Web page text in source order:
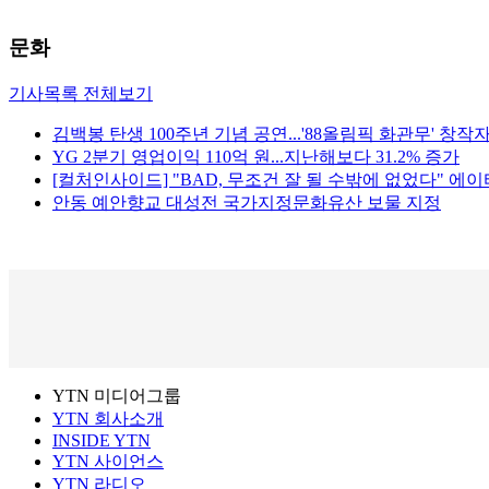
문화
기사목록 전체보기
김백봉 탄생 100주년 기념 공연...'88올림픽 화관무' 창작
YG 2분기 영업이익 110억 원...지난해보다 31.2% 증가
[컬처인사이드] "BAD, 무조건 잘 될 수밖에 없었다" 에이
안동 예안향교 대성전 국가지정문화유산 보물 지정
YTN 미디어그룹
YTN 회사소개
INSIDE YTN
YTN 사이언스
YTN 라디오